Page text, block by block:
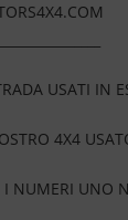
USATI IN
4X4
NUMERI UNO